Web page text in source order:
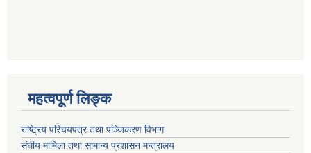
महत्वपूर्ण लि‍‍‍‍‍‌ङ्क
राष्ट्रिय परिचयपत्र तथा पञ्जिकरण विभाग
संघीय मामिला तथा सामान्य प्रशासन मन्त्रालय